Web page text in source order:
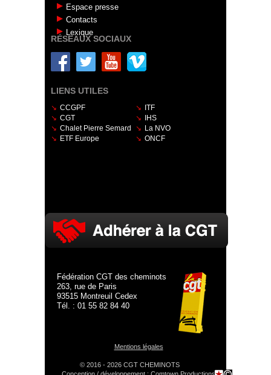
Espace presse
Contacts
Lexique
RÉSEAUX SOCIAUX
LIENS UTILES
CCGPF
CGT
Chalet Pierre Semard
ETF Europe
ITF
IHS
La NVO
ONCF
Fédération CGT des cheminots
263, rue de Paris
93515 Montreuil Cedex
Tél. : 01 55 82 84 40
Mentions légales
© 2016 - 2026 CGT CHEMINOTS